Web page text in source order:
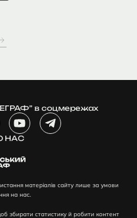
в соцмережах
Y
o
u
t
u
e
T
e
a
-
НАС
матеріалів сайту лише за умови
на нас.
збирати статистику й робити контент